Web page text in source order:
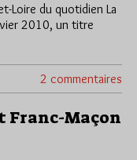
Loire du quotidien La
2010, un titre
2 commentaires
Franc-Maçon